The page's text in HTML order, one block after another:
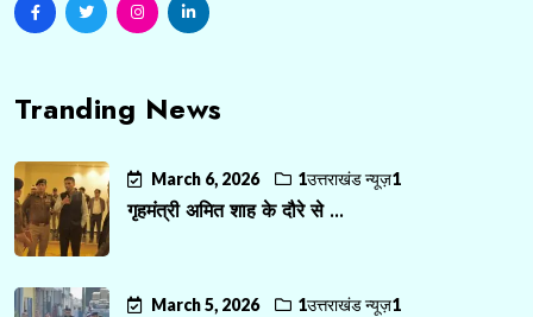
Tranding News
March 6, 2026 1उत्तराखंड न्यूज़1
गृहमंत्री अमित शाह के दौरे से ...
March 5, 2026 1उत्तराखंड न्यूज़1